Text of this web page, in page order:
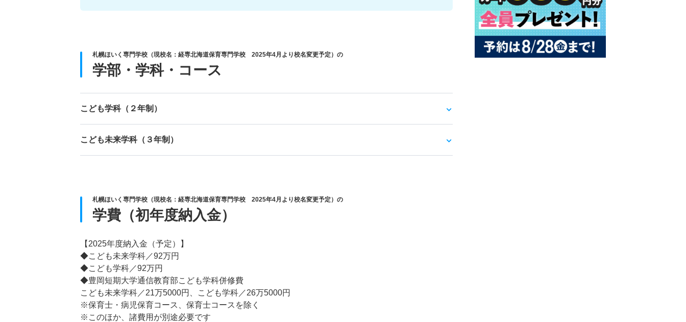
札幌ほいく専門学校（現校名：経専北海道保育専門学校 2025年4月より校名変更予定）の
学部・学科・コース
こども学科（２年制）
こども未来学科（３年制）
札幌ほいく専門学校（現校名：経専北海道保育専門学校 2025年4月より校名変更予定）の
学費（初年度納入金）
【2025年度納入金（予定）】
◆こども未来学科／92万円
◆こども学科／92万円
◆豊岡短期大学通信教育部こども学科併修費
こども未来学科／21万5000円、こども学科／26万5000円
※保育士・病児保育コース、保育士コースを除く
※このほか、諸費用が別途必要です